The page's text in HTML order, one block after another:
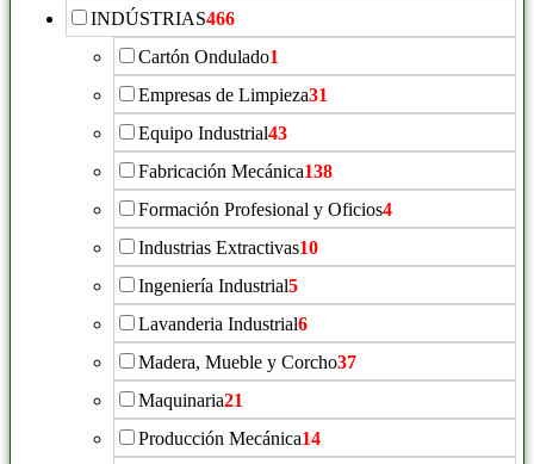
INDÚSTRIAS466
Cartón Ondulado1
Empresas de Limpieza31
Equipo Industrial43
Fabricación Mecánica138
Formación Profesional y Oficios4
Industrias Extractivas10
Ingeniería Industrial5
Lavanderia Industrial6
Madera, Mueble y Corcho37
Maquinaria21
Producción Mecánica14